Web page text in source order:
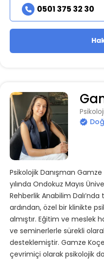
0501 375 32 30
Psikolojik Danışman
yılında Ondokuz Mayıs
Rehberlik Anabilim
ardından, özel bir klinikte
almıştır. Eğitim ve meslek
ve seminerlerle sürekli
desteklemiştir. Gamze
çevrimiçi olarak psikolojik